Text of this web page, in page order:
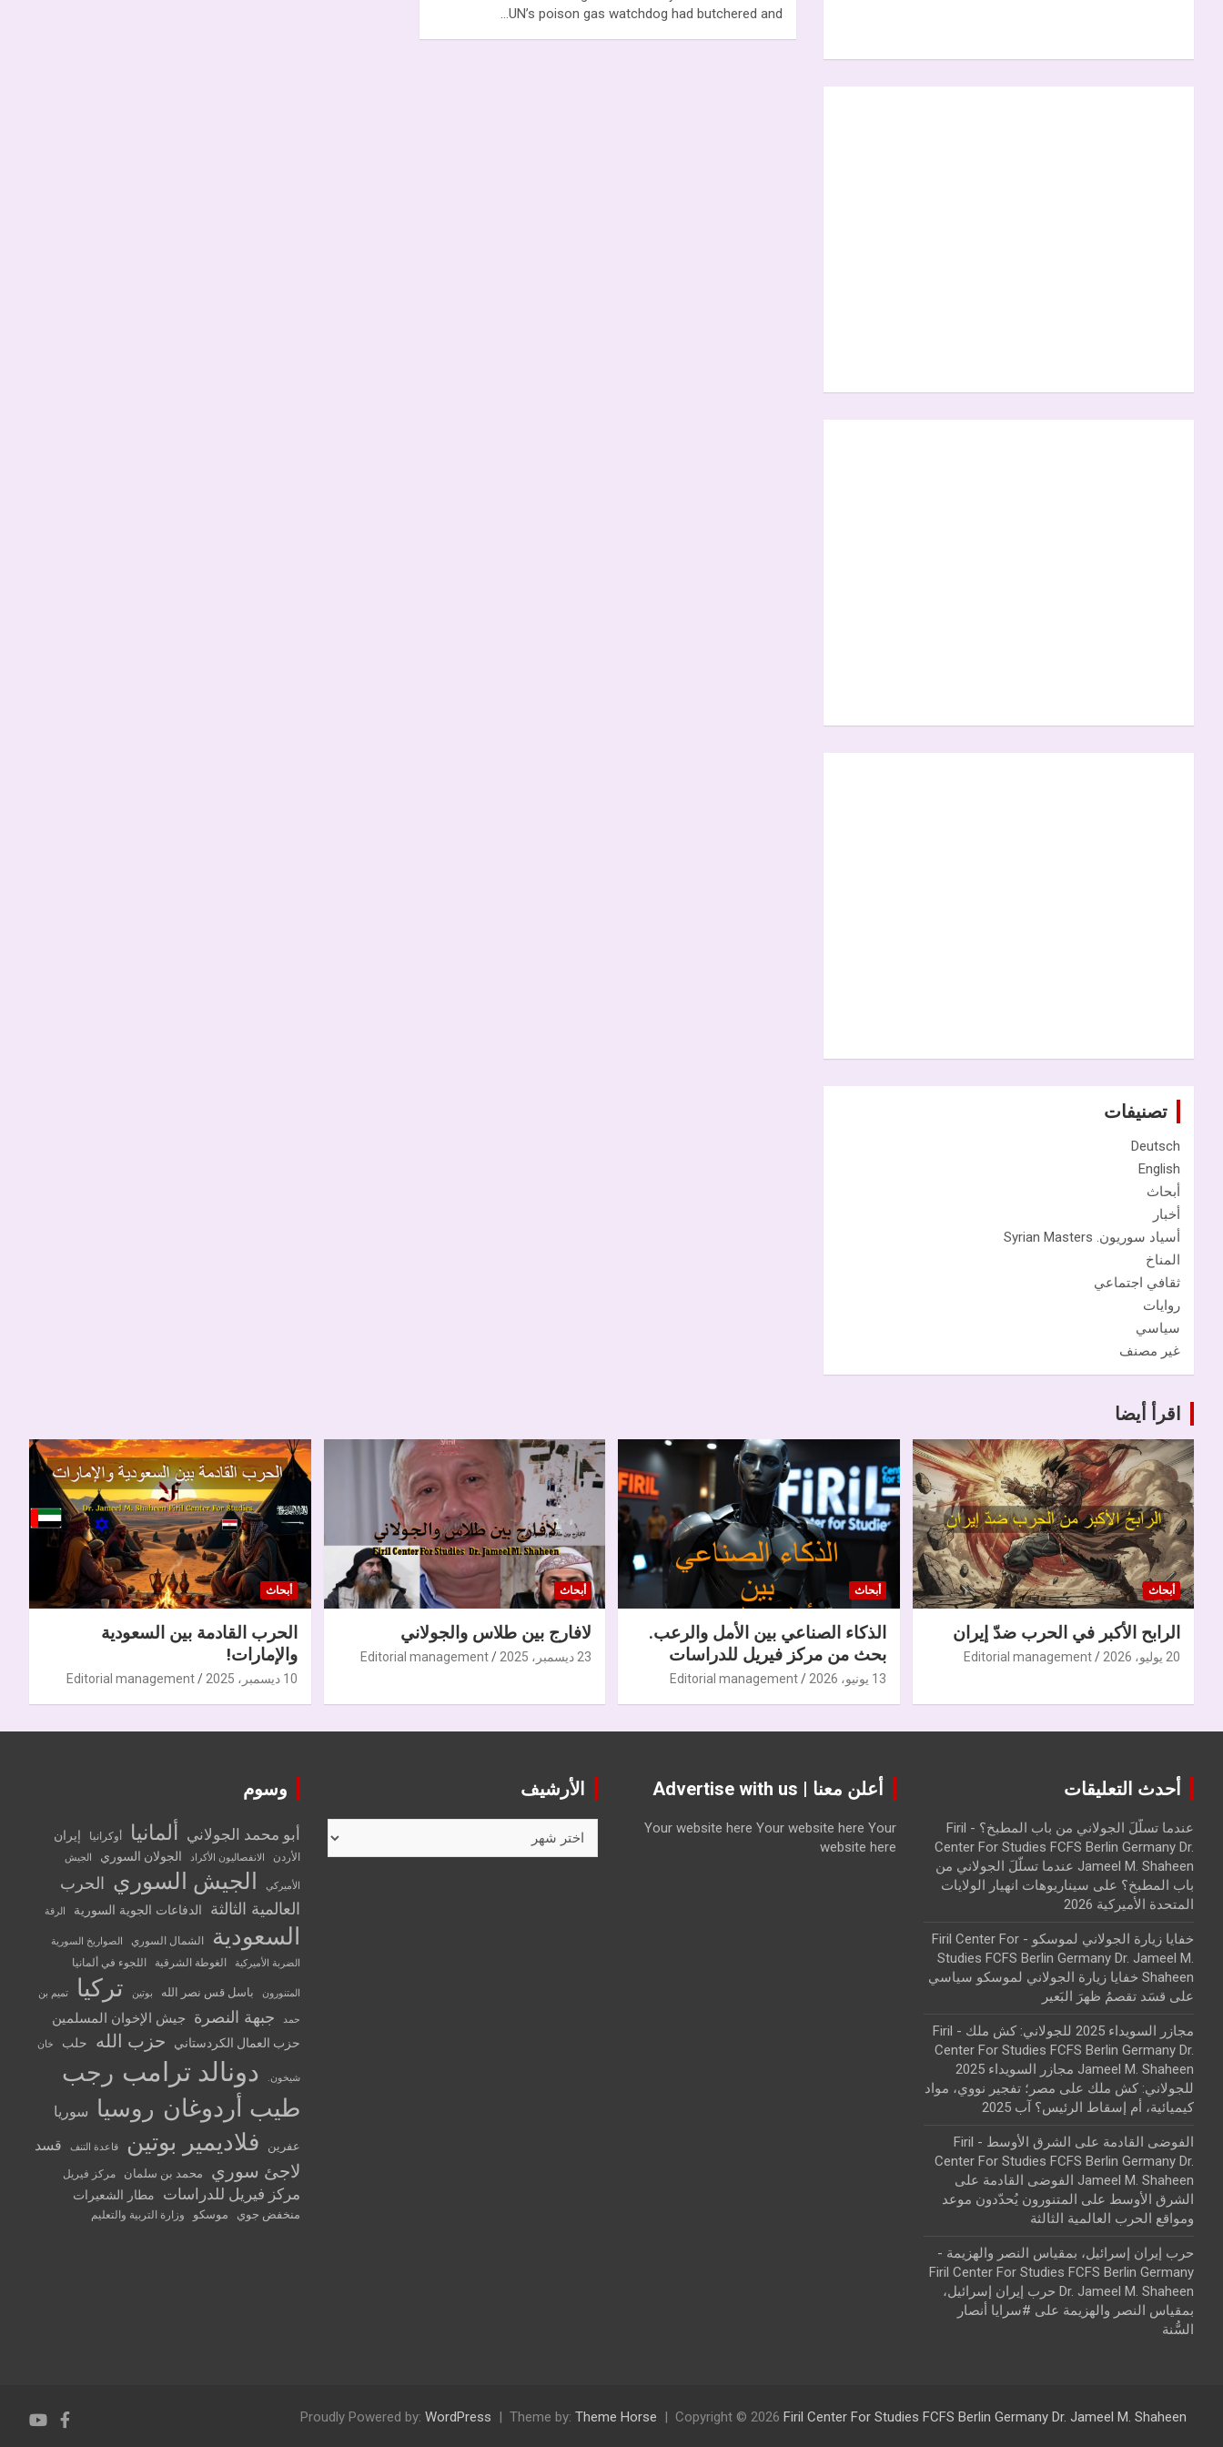
UN’s poison gas watchdog had butchered and…
تصنيفات
Deutsch
English
أبحاث
أخبار
أسياد سوريون. Syrian Masters
المناخ
ثقافي اجتماعي
روايات
سياسي
غير مصنف
اقرأ أيضا
أبحاث
الرابح الأكبر في الحرب ضدّ إيران
20 يوليو، 2026 Editorial management
أبحاث
الذكاء الصناعي بين الأمل والرعب.
بحث من مركز فيريل للدراسات
13 يونيو، 2026 Editorial management
أبحاث
لافارج بين طلاس والجولاني
23 ديسمبر، 2025 Editorial management
أبحاث
الحرب القادمة بين السعودية
والإمارات!
10 ديسمبر، 2025 Editorial management
أحدث التعليقات
عندما تسلّلَ الجولاني من باب المطبخ؟ - Firil
Center For Studies FCFS Berlin Germany Dr.
Jameel M. Shaheen عندما تسلّلَ الجولاني من
باب المطبخ؟ على سيناريوهات انهيار الولايات
المتحدة الأميركية 2026
خفايا زيارة الجولاني لموسكو - Firil Center For
Studies FCFS Berlin Germany Dr. Jameel M.
Shaheen خفايا زيارة الجولاني لموسكو سياسي
على قسَد تقصمُ ظهرَ البَعير
مجازر السويداء 2025 للجولاني: كش ملك - Firil
Center For Studies FCFS Berlin Germany Dr.
Jameel M. Shaheen مجازر السويداء 2025
للجولاني: كش ملك على مصر؛ تفجير نووي، مواد
كيميائية، أم إسقاط الرئيس؟ آب 2025
الفوضى القادمة على الشرق الأوسط - Firil
Center For Studies FCFS Berlin Germany Dr.
Jameel M. Shaheen الفوضى القادمة على
الشرق الأوسط على المتنورون يُحدّدون موعد
ومواقع الحرب العالمية الثالثة
حرب إيران إسرائيل، بمقياس النصر والهزيمة -
Firil Center For Studies FCFS Berlin Germany
Dr. Jameel M. Shaheen حرب إيران إسرائيل،
بمقياس النصر والهزيمة على #سرايا أنصار
السُّنة
أعلن معنا | Advertise with us
Your website here Your website here Your
website here
الأرشيف وسوم
أبو محمد الجولاني ألمانيا أوكرانيا إيران
الأردن الانفصاليون الأكراد الجولان السوري الجيش
الأميركي الجيش السوري الحرب
العالمية الثالثة
الدفاعات الجوية السورية الرقة
السعودية الشمال السوري
الصواريخ السورية
الضربة الأميركية
الغوطة الشرقية اللجوء في ألمانيا
المتنورون باسل قس نصر الله بوتين تركيا تميم بن
حمد جبهة النصرة جيش الإخوان المسلمين
حزب العمال الكردستاني حزب الله حلب خان
شيخون. دونالد ترامب رجب
طيب أردوغان روسيا سوريا
عفرين فلاديمير بوتين قاعدة التنف قسد
لاجئ سوري محمد بن سلمان مركز فيريل
مركز فيريل للدراسات مطار الشعيرات
منخفض جوي موسكو وزارة التربية والتعليم
Copyright © 2026 Firil Center For Studies FCFS Berlin Germany Dr. Jameel M. Shaheen
Theme by: Theme Horse
Proudly Powered by: WordPress